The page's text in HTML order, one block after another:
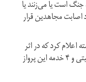
است یا می‌زنند یا
مجاهدین قرار
اعلام کرد که در اثر
سقوط این چرخ‌بال، ۹ تن شامل ۵ نیروی امنیتی و ۴ خدمه این پرواز